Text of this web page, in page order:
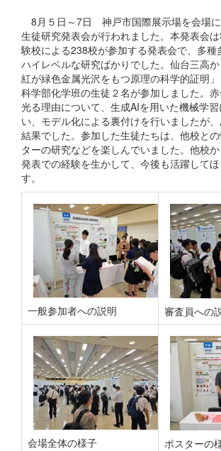
8月５日～7日 神戸市国際展示場を会場
生徒研究発表会が行われました。本発表会
験校による238校が参加する発表会で、多種
ハイレベルな研究ばかりでした。仙台三高
紅が緑色金属光沢をもつ原理の科学的証明
科学部化学班の生徒２名が参加しました。
光る理由について、生成AIを用いた機械学
い、モデル化による裏付けを行いましたが
結果でした。参加した生徒たちは、他校と
ターの研究などを楽しんでいました。他校
発表での経験を生かして、今後も活躍して
す。
一般参加者への説明 審査員への
会場全体の様子 ポスターの